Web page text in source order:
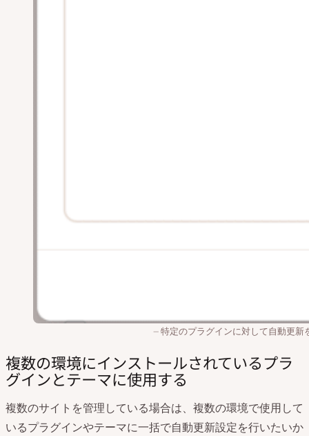
特定のプラグインに対して自動更新
複数の環境にインストールされているプラ
グインとテーマに使用する
複数のサイトを管理している場合は、複数の環境で使用して
いるプラグインやテーマに一括で自動更新設定を行いたいか